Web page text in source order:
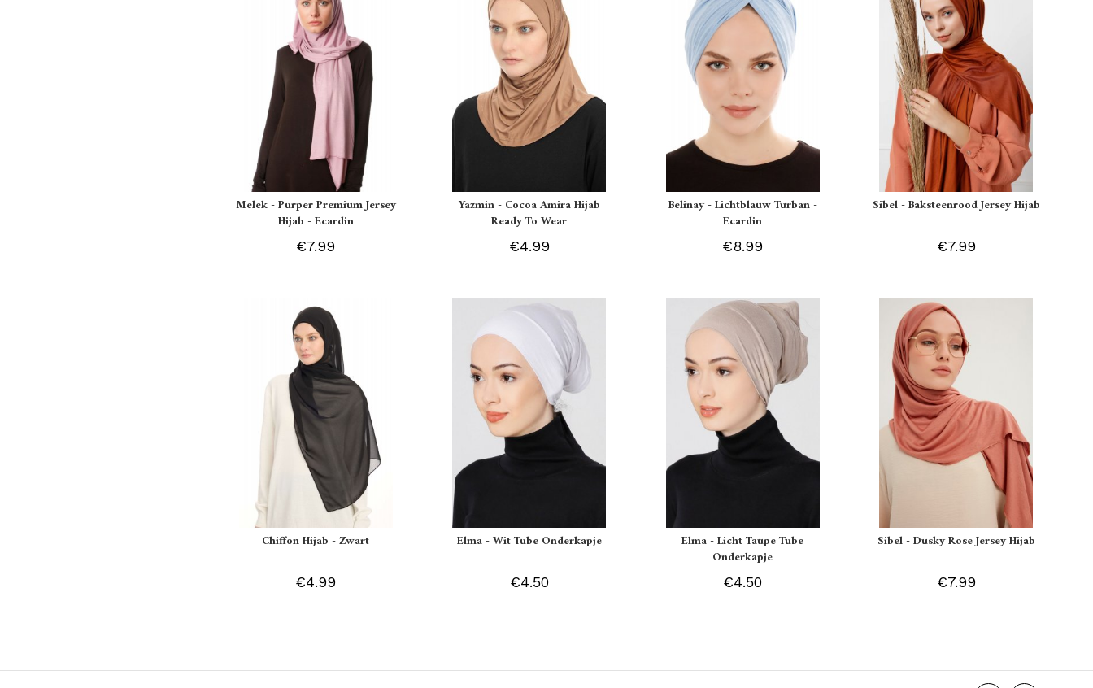
Melek - Purper Premium Jersey
Hijab - Ecardin
€7.99
Yazmin - Cocoa Amira Hijab
Ready To Wear
€4.99
Belinay - Lichtblauw Turban -
Ecardin
€8.99
Sibel - Baksteenrood Jersey Hijab
€7.99
Chiffon Hijab - Zwart
€4.99
Elma - Wit Tube Onderkapje
€4.50
Elma - Licht Taupe Tube
Onderkapje
€4.50
Sibel - Dusky Rose Jersey Hijab
€7.99